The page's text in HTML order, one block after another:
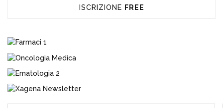
ISCRIZIONE FREE